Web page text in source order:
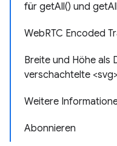
für getAll() und
WebRTC Encoded
Breite und Höhe als
verschachtelte
Weitere
Abonnieren